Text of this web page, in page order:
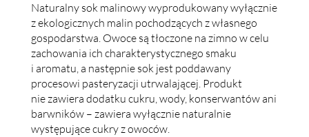
Naturalny sok malinowy wyprodukowany wyłącznie
z ekologicznych malin pochodzących z własnego
gospodarstwa. Owoce są tłoczone na zimno w celu
zachowania ich charakterystycznego smaku
i aromatu, a następnie sok jest poddawany
procesowi pasteryzacji utrwalającej. Produkt
nie zawiera dodatku cukru, wody, konserwantów ani
barwników – zawiera wyłącznie naturalnie
występujące cukry z owoców.